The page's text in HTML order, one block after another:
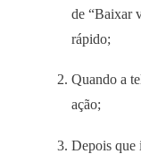
de “Baixar
rápido;
Quando a
ação;
Depois que